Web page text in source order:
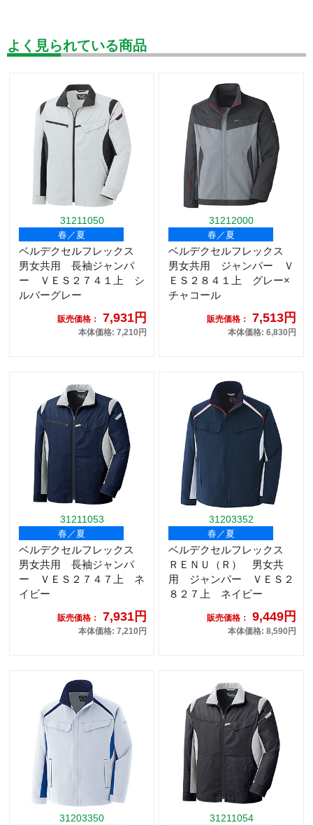
よく見られている商品
31211050
春／夏
ベルデクセルフレックス
男女共用 長袖ジャンパ
ー ＶＥＳ２７４１上 シ
ルバーグレー
販売価格： 7,931円
本体価格: 7,210円
31212000
春／夏
ベルデクセルフレックス
男女共用 ジャンパー Ｖ
ＥＳ２８４１上 グレー×
チャコール
販売価格： 7,513円
本体価格: 6,830円
31211053
春／夏
ベルデクセルフレックス
男女共用 長袖ジャンパ
ー ＶＥＳ２７４７上 ネ
イビー
販売価格： 7,931円
本体価格: 7,210円
31203352
春／夏
ベルデクセルフレックス
ＲＥＮＵ（Ｒ） 男女共
用 ジャンパー ＶＥＳ２
８２７上 ネイビー
販売価格： 9,449円
本体価格: 8,590円
31203350 31211054